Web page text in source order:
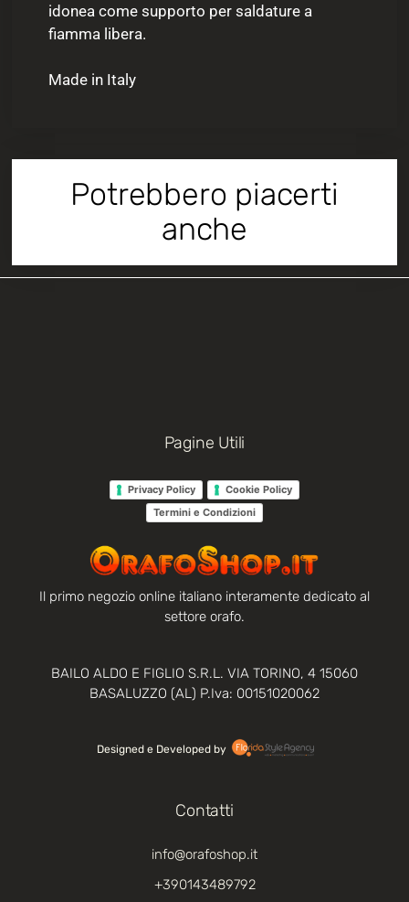
idonea come supporto per saldature a
fiamma libera.
Made in Italy
Potrebbero piacerti
anche
Pagine Utili
Privacy Policy
Cookie Policy
Termini e Condizioni
Il primo negozio online italiano interamente dedicato al
settore orafo.
BAILO ALDO E FIGLIO S.R.L. VIA TORINO, 4 15060
BASALUZZO (AL) P.Iva: 00151020062
Contatti
info@orafoshop.it
+390143489792